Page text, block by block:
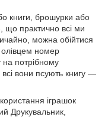
книги, брошурки або
що практично всі ми
можна обійтися
олівцем номер
на потрібному
вони псують книгу —
іграшок
Друкувальник,